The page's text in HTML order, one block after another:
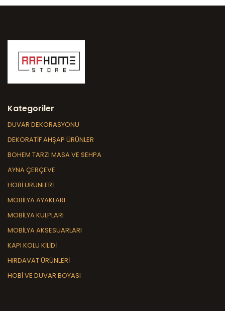
Kategoriler
DUVAR DEKORASYONU
DEKORATİF AHŞAP ÜRÜNLER
BOHEM TARZI MASA VE SEHPA
AYNA ÇERÇEVE
HOBİ ÜRÜNLERİ
MOBİLYA AYAKLARI
MOBİLYA KULPLARI
MOBİLYA AKSESUARLARI
KAPI KOLU KİLİDİ
HIRDAVAT ÜRÜNLERİ
HOBİ VE DUVAR BOYASI